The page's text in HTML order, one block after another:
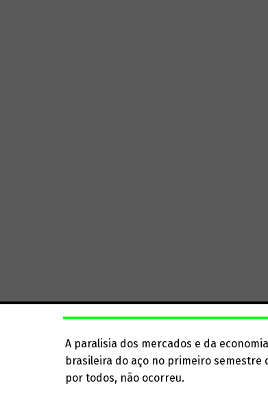
A paralisia dos mercados e da
brasileira do aço no primeiro semestre
por todos, não ocorreu.